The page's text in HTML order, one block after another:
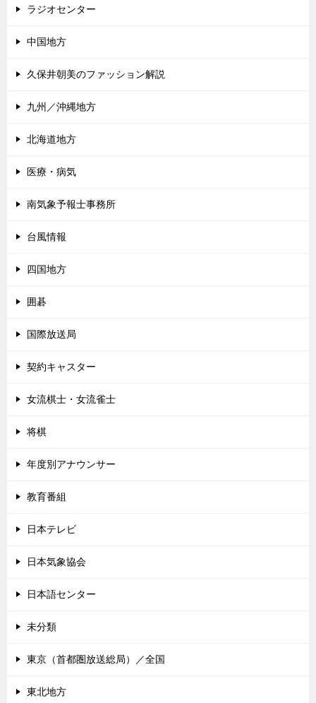
ラジオセンター
中国地方
久保井朝美のファッション解説
九州／沖縄地方
北海道地方
医療・病気
南気象予報士事務所
台風情報
四国地方
囲碁
国際放送局
契約キャスター
女流棋士・女流雀士
将棋
年度別アナウンサー
教育番組
日本テレビ
日本気象協会
日本語センター
未分類
東京（首都圏放送総局）／全国
東北地方